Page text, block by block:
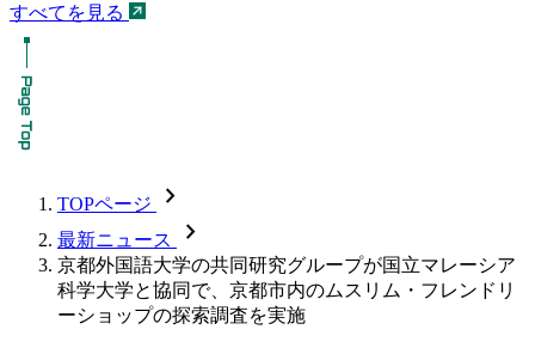
すべてを見る
TOPページ chevron_forward
最新ニュース chevron_forward
京都外国語大学の共同研究グループが国立マレーシア
科学大学と協同で、京都市内のムスリム・フレンドリ
ーショップの探索調査を実施